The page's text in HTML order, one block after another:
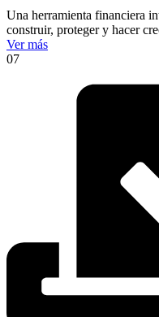
Una herramienta financiera
construir, proteger y hacer
Ver más
07